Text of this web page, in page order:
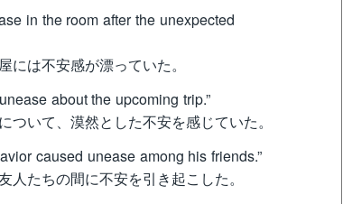
in the room after the unexpected
には不安感が漂っていた。
about the upcoming trip.”
ついて、漠然とした不安を感じていた。
caused unease among his friends.”
たちの間に不安を引き起こした。